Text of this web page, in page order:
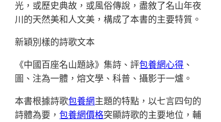
光，或歷史典故，或風俗傳說，盡敘了名山年夜
川的天然美和人文美，構成了本書的主要特質。
新穎別樣的詩歌文本
《中國百座名山題詠》集詩、評包養網心得 、
圖、注為一體，熔文學、科普、攝影于一爐。
本書根據詩歌包養網主題的特點，以七言四句的
詩體為要，包養網價格突顯詩歌的主要地位，輔